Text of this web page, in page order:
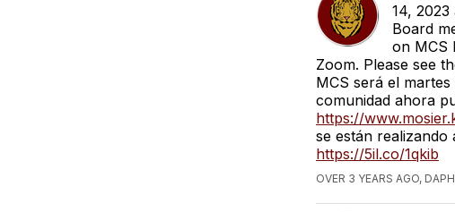
14,
Board
on MCS
Zoom. Please see
MCS será el
comunidad ahora
https://
se están realizando
https://5il.co/1qkib
OVER 3 YEARS AGO,